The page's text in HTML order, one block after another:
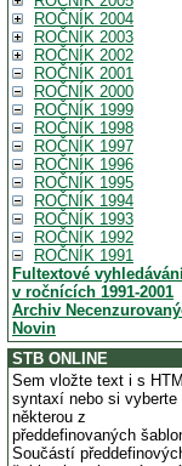
ROČNÍK 2004
ROČNÍK 2003
ROČNÍK 2002
ROČNÍK 2001
ROČNÍK 2000
ROČNÍK 1999
ROČNÍK 1998
ROČNÍK 1997
ROČNÍK 1996
ROČNÍK 1995
ROČNÍK 1994
ROČNÍK 1993
ROČNÍK 1992
ROČNÍK 1991
Fultextové
v ročnících 1991-2001
Archiv
Novin
STB ONLINE
Sem vložte text i s
syntaxí nebo si vyberte
některou z
předdefinovaných
Součástí